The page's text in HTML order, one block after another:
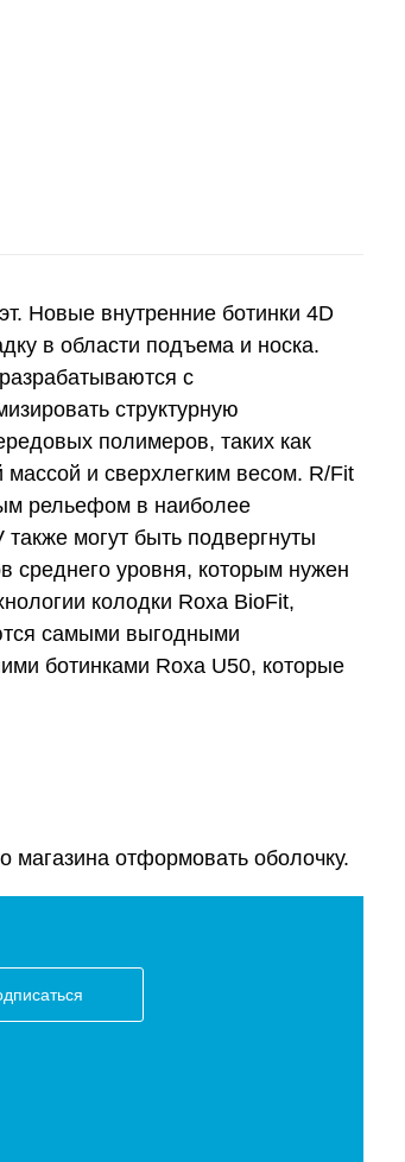
Новые внутренние ботинки 4D
в области подъема и носка.
с
структурную
полимеров, таких как
и сверхлегким весом. R/Fit
рельефом в наиболее
могут быть подвергнуты
среднего уровня, которым нужен
колодки Roxa BioFit,
самыми выгодными
ботинками Roxa U50, которые
магазина отформовать оболочку.